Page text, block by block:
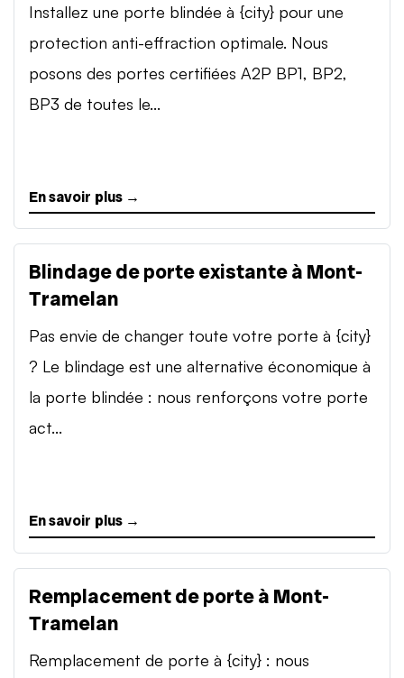
Installez une porte blindée à {city} pour une
protection anti-effraction optimale. Nous
posons des portes certifiées A2P BP1, BP2,
BP3 de toutes le...
En savoir plus →
Blindage de porte existante à Mont-
Tramelan
Pas envie de changer toute votre porte à {city}
? Le blindage est une alternative économique à
la porte blindée : nous renforçons votre porte
act...
En savoir plus →
Remplacement de porte à Mont-
Tramelan
Remplacement de porte à {city} : nous